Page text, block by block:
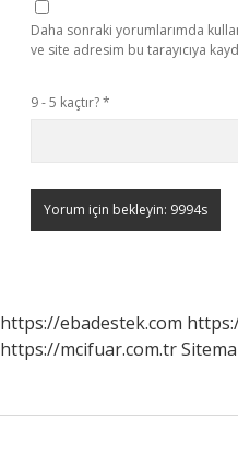
Daha sonraki yorumlarımda
ve site adresim bu tarayıcıya
9 - 5 kaçtır?*
https://ebadestek.com
https://mcifuar.com.tr